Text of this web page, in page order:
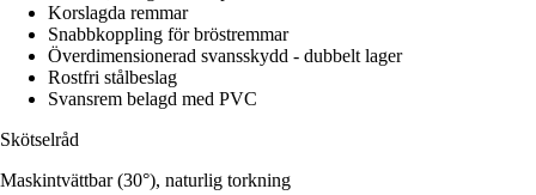
Korslagda remmar
Snabbkoppling för bröstremmar
Överdimensionerad svansskydd - dubbelt lager
Rostfri stålbeslag
Svansrem belagd med PVC
Skötselråd
Maskintvättbar (30°), naturlig torkning